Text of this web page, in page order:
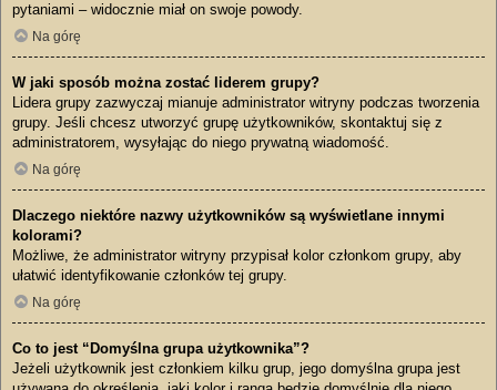
pytaniami – widocznie miał on swoje powody.
Na górę
W jaki sposób można zostać liderem grupy?
Lidera grupy zazwyczaj mianuje administrator witryny podczas tworzenia
grupy. Jeśli chcesz utworzyć grupę użytkowników, skontaktuj się z
administratorem, wysyłając do niego prywatną wiadomość.
Na górę
Dlaczego niektóre nazwy użytkowników są wyświetlane innymi
kolorami?
Możliwe, że administrator witryny przypisał kolor członkom grupy, aby
ułatwić identyfikowanie członków tej grupy.
Na górę
Co to jest “Domyślna grupa użytkownika”?
Jeżeli użytkownik jest członkiem kilku grup, jego domyślna grupa jest